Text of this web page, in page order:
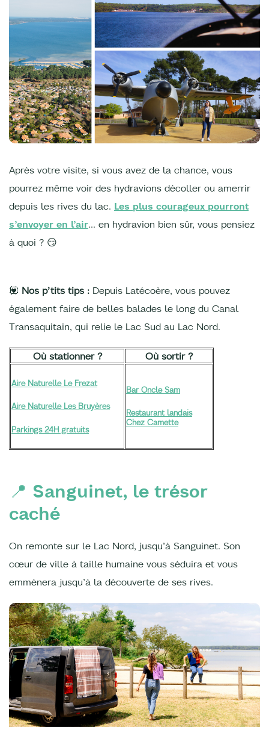
Après votre visite, si vous avez de la chance, vous
pourrez même voir des hydravions décoller ou amerrir
depuis les rives du lac. Les plus courageux pourront
s’envoyer en l’air… en hydravion bien sûr, vous pensiez
à quoi ? 😏
💟 Nos p’tits tips : Depuis Latécoère, vous pouvez
également faire de belles balades le long du Canal
Transaquitain, qui relie le Lac Sud au Lac Nord.
Où stationner ? Où sortir ?
Aire Naturelle Le Frezat
Aire Naturelle Les Bruyères
Parkings 24H gratuits
Bar Oncle Sam
Restaurant landais
Chez Camette
📍 Sanguinet, le trésor
caché
On remonte sur le Lac Nord, jusqu’à Sanguinet. Son
cœur de ville à taille humaine vous séduira et vous
emmènera jusqu’à la découverte de ses rives.